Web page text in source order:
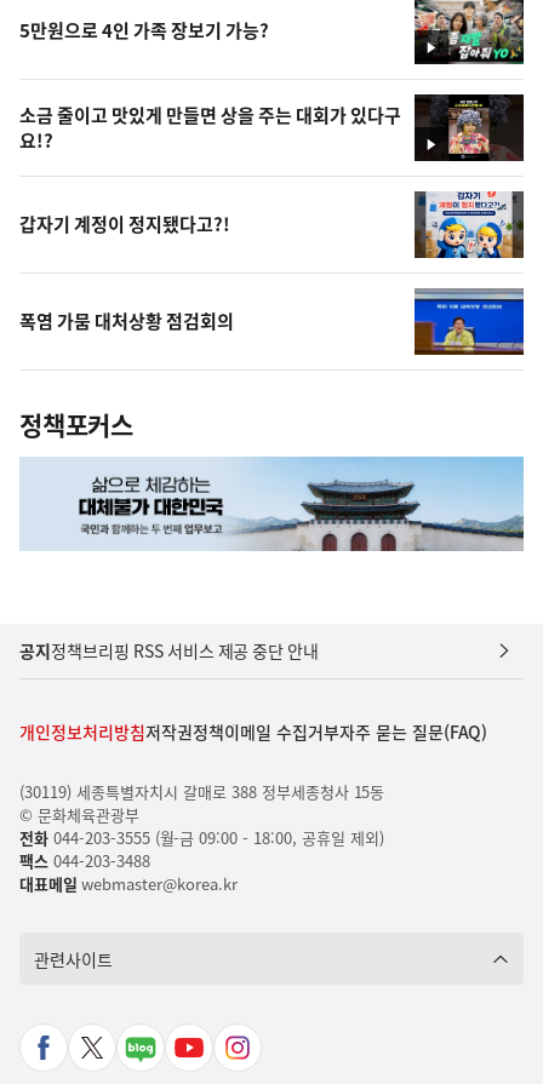
영
상
5만원으로 4인 가족 장보기 가능?
영
상
소금 줄이고 맛있게 만들면 상을 주는 대회가 있다구
요!?
갑자기 계정이 정지됐다고?!
폭염 가뭄 대처상황 점검회의
정책포커스
공지정책브리핑 RSS 서비스 제공 중단 안내
개인정보처리방침저작권정책이메일 수집거부자주 묻는 질문(FAQ)
(30119) 세종특별자치시 갈매로 388 정부세종청사 15동
© 문화체육관광부
전화044-203-3555 (월-금 09:00 - 18:00, 공휴일 제외)
팩스044-203-3488
대표메일 webmaster@korea.kr
관련사이트
페
X
네
유
인